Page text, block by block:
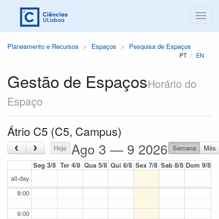
Planeamento e Recursos Espaços Pesquisa de Espaços
PT EN
Gestão de EspaçosHorário do
Espaço
Átrio C5 (C5, Campus)
‹ › Hoje Ago 3 — 9 2026 Semana
Mês
Seg 3/8 Ter 4/8 Qua 5/8 Qui 6/8 Sex 7/8 Sab 8/8 Dom 9/8
all-day
8:00
9:00